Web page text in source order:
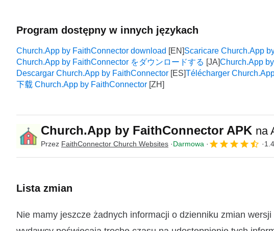
Program dostępny w innych językach
Church.App by FaithConnector download
Scaricare Church.App
Church.App by FaithConnector をダウンロードする
Church.App
Descargar Church.App by FaithConnector
Télécharger
下载 Church.App by FaithConnector
Church.App by FaithConnector APK na
Przez FaithConnector Church Websites Darmowa
Lista zmian
Nie mamy jeszcze żadnych informacji o dzienniku zmian